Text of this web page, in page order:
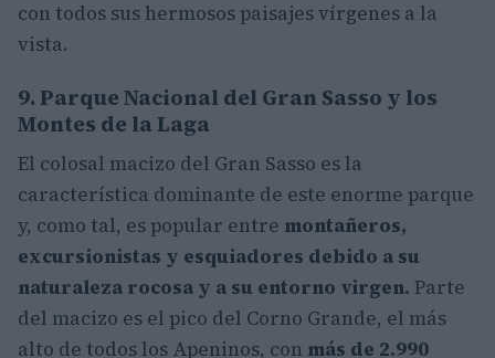
con todos sus hermosos paisajes vírgenes a la
vista.
9. Parque Nacional del Gran Sasso y los
Montes de la Laga
El colosal macizo del Gran Sasso es la
característica dominante de este enorme parque
y, como tal, es popular entre montañeros,
excursionistas y esquiadores debido a su
naturaleza rocosa y a su entorno virgen. Parte
del macizo es el pico del Corno Grande, el más
alto de todos los Apeninos, con más de 2.990